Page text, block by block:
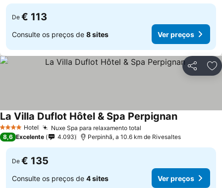
De € 113
Consulte os preços de 8 sites Ver preços
Partilhar
4 EstrelasHotel Nuxe Spa para relaxamento total
La Villa Duflot Hôtel & Spa Perpignan
8,6 Excelente 4.093 Perpinhã, a 10.6 km de Rivesaltes
De € 135
Consulte os preços de 4 sites Ver preços